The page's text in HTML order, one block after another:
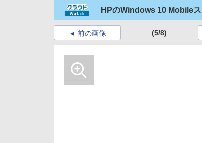
HPのWindows 10 Mobile
前の画像 (5/8)